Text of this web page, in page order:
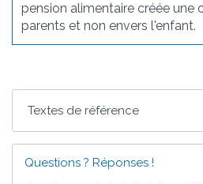
pension alimentaire créée une
parents et non envers l'enfant.
Textes de référence
Questions ? Réponses !